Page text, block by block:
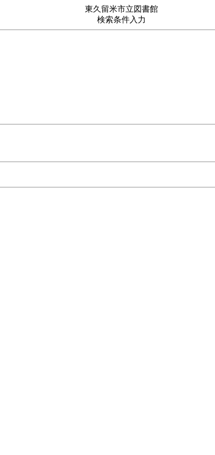
東久留米市立図書館
検索条件入力